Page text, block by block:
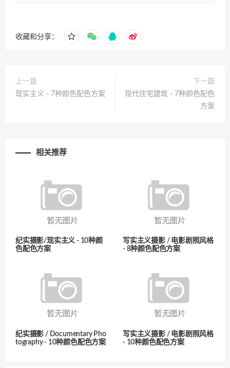
收藏和分享：
上一篇
现实主义 - 7种颜色配色方案
下一篇
现代住宅建筑 - 7种颜色配色
方案
相关推荐
纪实摄影/现实主义 - 10种颜
色配色方案
写实主义摄影 / 电影剧照风格
- 8种颜色配色方案
纪实摄影 / Documentary Pho
tography - 10种颜色配色方案
写实主义摄影 / 电影剧照风格
- 10种颜色配色方案